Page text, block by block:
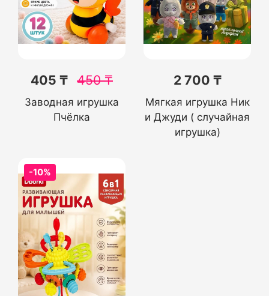
405 ₸ 450₸
Заводная игрушка
Пчёлка
2 700 ₸
Мягкая игрушка Ник
и Джуди ( случайная
игрушка)
-10%